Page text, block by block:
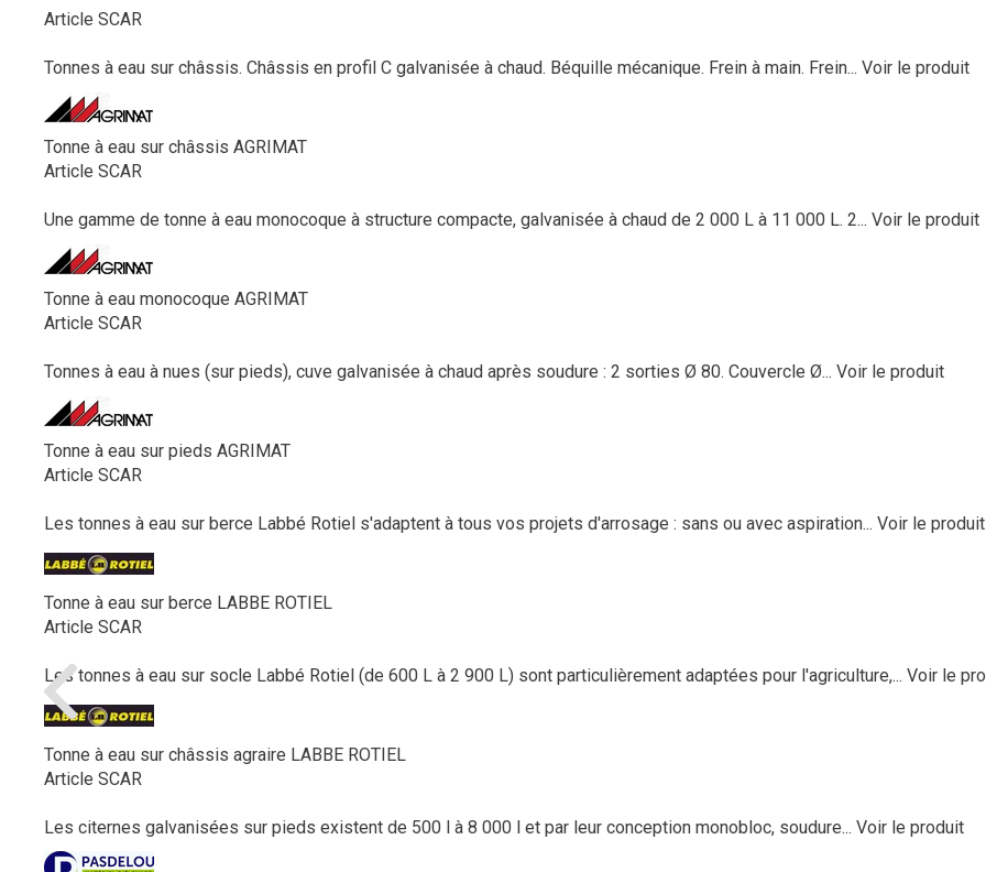
Article SCAR
Tonnes à eau sur châssis. Châssis en profil C galvanisée à chaud. Béquille mécanique. Frein à main. Frein... Voir le produit
Tonne à eau sur châssis AGRIMAT
Article SCAR
Une gamme de tonne à eau monocoque à structure compacte, galvanisée à chaud de 2 000 L à 11 000 L. 2... Voir le produit
Tonne à eau monocoque AGRIMAT
Article SCAR
Tonnes à eau à nues (sur pieds), cuve galvanisée à chaud après soudure : 2 sorties Ø 80. Couvercle Ø... Voir le produit
Tonne à eau sur pieds AGRIMAT
Article SCAR
Les tonnes à eau sur berce Labbé Rotiel s'adaptent à tous vos projets d'arrosage : sans ou avec aspiration... Voir le produit
Tonne à eau sur berce LABBE ROTIEL
Article SCAR
Les tonnes à eau sur socle Labbé Rotiel (de 600 L à 2 900 L) sont particulièrement adaptées pour l'agriculture,... Voir le
Tonne à eau sur châssis agraire LABBE ROTIEL
Article SCAR
Les citernes galvanisées sur pieds existent de 500 l à 8 000 l et par leur conception monobloc, soudure... Voir le produit